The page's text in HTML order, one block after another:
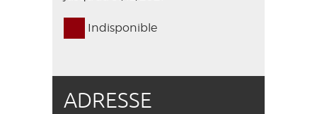
Indisponible
ADRESSE